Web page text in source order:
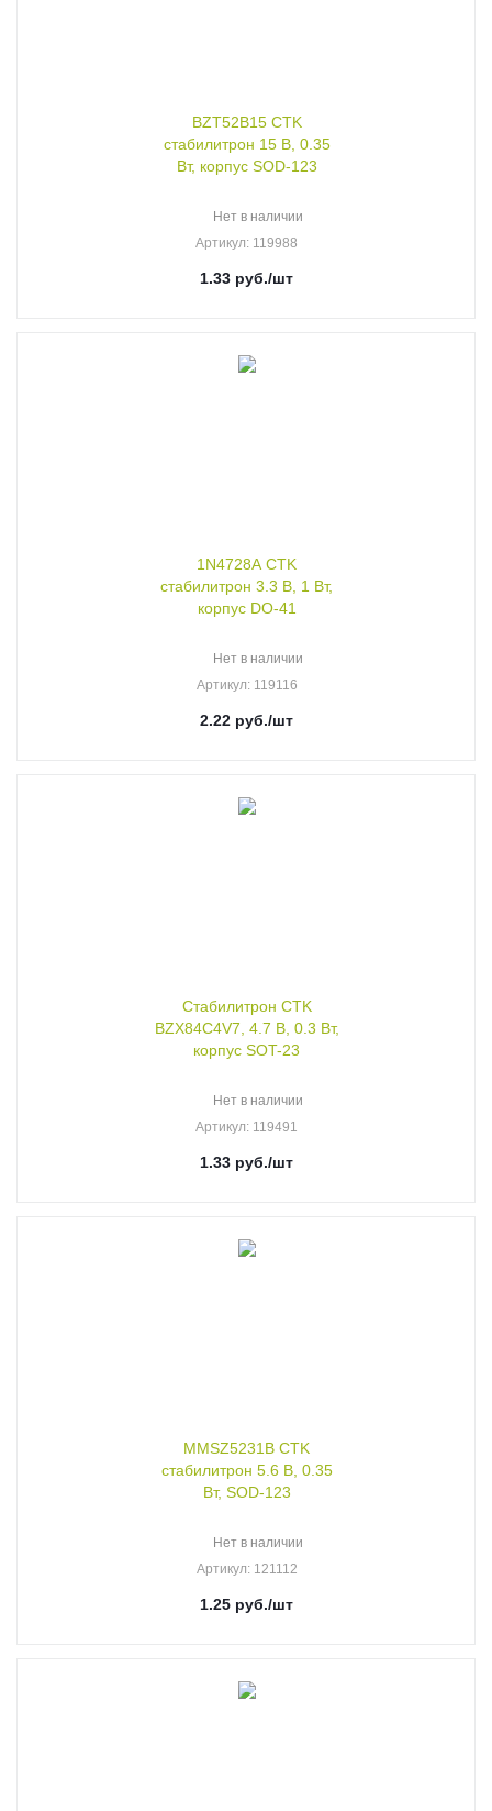
BZT52B15 CTK
стабилитрон 15 В, 0.35
Вт, корпус SOD-123
Нет в наличии
Артикул: 119988
1.33 руб./шт
1N4728A CTK
стабилитрон 3.3 В, 1 Вт,
корпус DO-41
Нет в наличии
Артикул: 119116
2.22 руб./шт
Стабилитрон CTK
BZX84C4V7, 4.7 В, 0.3 Вт,
корпус SOT-23
Нет в наличии
Артикул: 119491
1.33 руб./шт
MMSZ5231B CTK
стабилитрон 5.6 В, 0.35
Вт, SOD-123
Нет в наличии
Артикул: 121112
1.25 руб./шт